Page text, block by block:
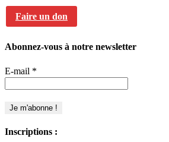
Faire un don
Abonnez-vous à notre newsletter
E-mail *
Inscriptions :